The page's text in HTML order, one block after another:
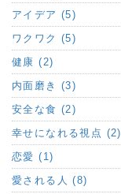
アイデア (5)
ワクワク (5)
健康 (2)
内面磨き (3)
安全な食 (2)
幸せになれる視点 (2)
恋愛 (1)
愛される人 (8)